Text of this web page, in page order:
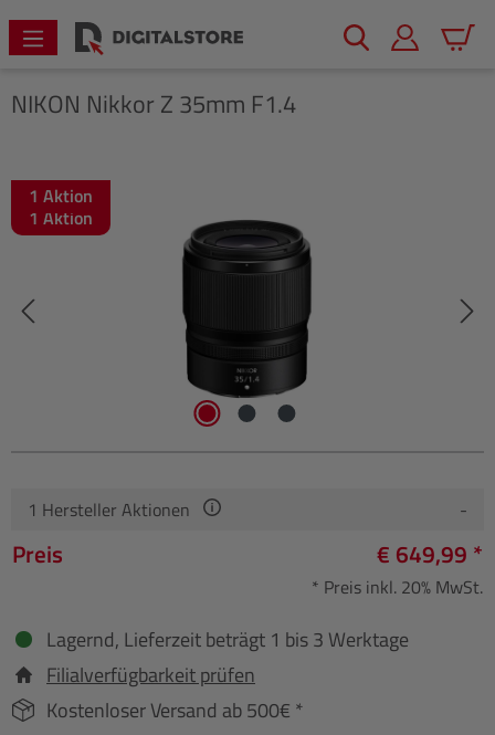
springen
NIKON Nikkor Z 35mm F1.4
Bildergalerie überspringen
1 Aktion
1 Aktion
1 Hersteller Aktionen -
Preis € 649,99 *
* Preis inkl. 20% MwSt.
Lagernd, Lieferzeit beträgt 1 bis 3 Werktage
Filialverfügbarkeit prüfen
Kostenloser Versand ab 500€ *